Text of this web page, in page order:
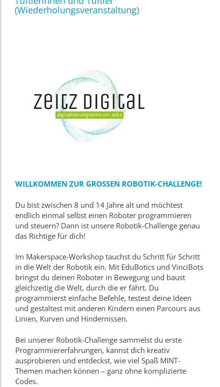
(Wiederholungsveranstaltung)
WILLKOMMEN ZUR GROSSEN ROBOTIK-CHALLENGE!
Du bist zwischen 8 und 14 Jahre alt und möchtest
endlich einmal selbst einen Roboter programmieren
und steuern? Dann ist unsere Robotik-Challenge genau
das Richtige für dich!
Im Makerspace-Workshop tauchst du Schritt für Schritt
in die Welt der Robotik ein. Mit EduBotics und VinciBots
bringst du deinen Roboter in Bewegung und baust
gleichzeitig die Welt, durch die er fährt. Du
programmierst einfache Befehle, testest deine Ideen
und gestaltest mit anderen Kindern einen Parcours aus
Linien, Kurven und Hindernissen.
Bei unserer Robotik-Challenge sammelst du erste
Programmiererfahrungen, kannst dich kreativ
ausprobieren und entdeckst, wie viel Spaß MINT-
Themen machen können – ganz ohne komplizierte
Codes.